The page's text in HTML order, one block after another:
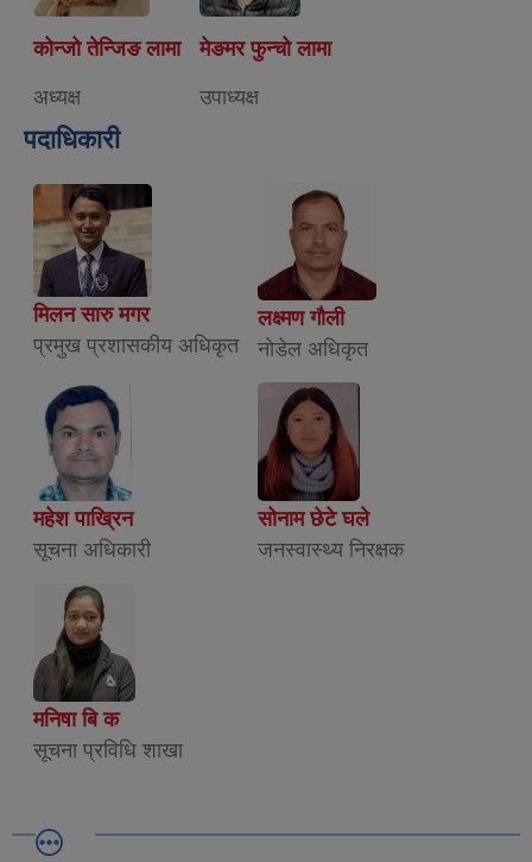
कोन्जो तेन्जिङ लामा
अध्यक्ष
मेङमर फुन्चो लामा
उपाध्यक्ष
पदाधिकारी
मिलन सारु मगर
प्रमुख प्रशासकीय अधिकृत
लक्ष्मण गौली
नाेडेल अधिकृत
महेश पाख्रिन
सूचना अधिकारी
सोनाम छेटे घले
जनस्वास्थ्य निरक्षक
मनिषा बि क
सूचना प्रविधि शाखा